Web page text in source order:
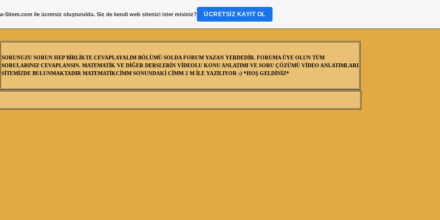
SORUNUZU SORUN HEP BİRLİKTE CEVAPLAYALIM BÖLÜMÜ SOLDA FORUM YAZAN YERDEDİR. FORUMA ÜYE OLUN TÜM
SORULARINIZ CEVAPLANSIN. MATEMATİK VE DİĞER DERSLERİN VİDEOLU KONU ANLATIMI VE SORU ÇÖZÜMÜ VİDEO ANLATIMLARI
SİTEMİZDE BULUNMAKTADIR MATEMATİKCİMM SONUNDAKİ CİMM 2 M İLE YAZILIYOR :) *HOŞ GELDİNİZ*
Sitem.com ile ücretsiz oluşturuldu. Siz de kendi web sitenizi ister misiniz? ÜCRETSIZ KAYIT OL